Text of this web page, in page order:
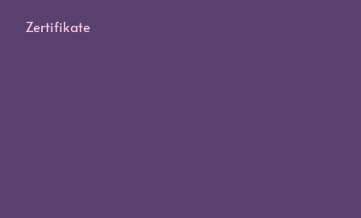
Zertifikate